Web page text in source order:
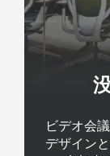
ビデオ会
デザイン